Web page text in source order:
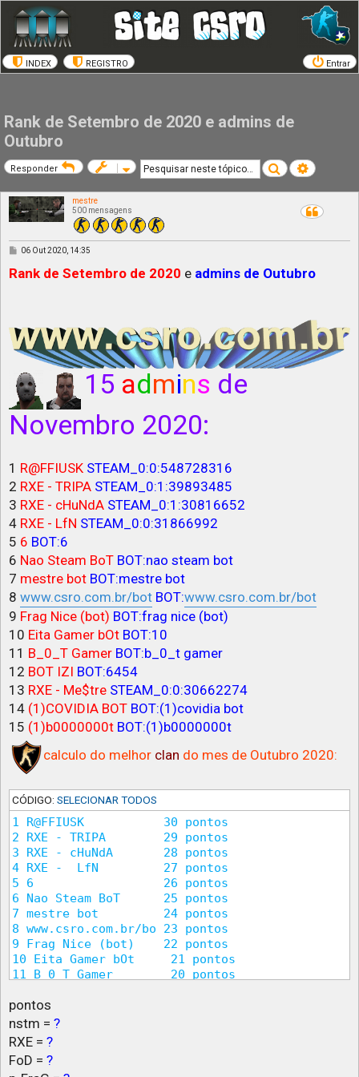
INDEX REGISTRO Entrar
Rank de Setembro de 2020 e admins de
Outubro
Responder PesquisarPesquisa
mestre
500 mensagens
M
s
06 Out 2020, 14:35
Rank de Setembro de 2020 e admins de Outubro
15 admins de
Novembro 2020:
1 R@FFIUSK STEAM_0:0:548728316
2 RXE - TRIPA STEAM_0:1:39893485
3 RXE - cHuNdA STEAM_0:1:30816652
4 RXE - LfN STEAM_0:0:31866992
5 6 BOT:6
6 Nao Steam BoT BOT:nao steam bot
7 mestre bot BOT:mestre bot
8 www.csro.com.br/bot BOT:www.csro.com.br/bot
9 Frag Nice (bot) BOT:frag nice (bot)
10 Eita Gamer bOt BOT:10
11 B_0_T Gamer BOT:b_0_t gamer
12 BOT IZI BOT:6454
13 RXE - Me$tre STEAM_0:0:30662274
14 (1)COVIDIA BOT BOT:(1)covidia bot
15 (1)b0000000t BOT:(1)b0000000t
calculo do melhor clan do mes de Outubro 2020:
CÓDIGO: SELECIONAR TODOS
1 R@FFIUSK           30 pontos
2 RXE - TRIPA        29 pontos
3 RXE - cHuNdA       28 pontos
4 RXE -  LfN         27 pontos
5 6                  26 pontos
6 Nao Steam BoT      25 pontos
7 mestre bot         24 pontos
8 www.csro.com.br/bo 23 pontos
9 Frag Nice (bot)    22 pontos
10 Eita Gamer bOt     21 pontos
11 B_0_T Gamer        20 pontos
13 RXE - Me$tre       18 pontos
14 (1)COVIDIA BOT     17 pontos
15 (1)b0000000t       16 pontos
16 10                 15 pontos
17 LcsF               14 pontos
pontos
nstm = ?
RXE = ?
FoD = ?